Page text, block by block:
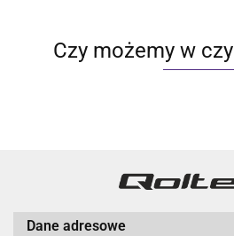
Czy możemy w
Dane adresowe